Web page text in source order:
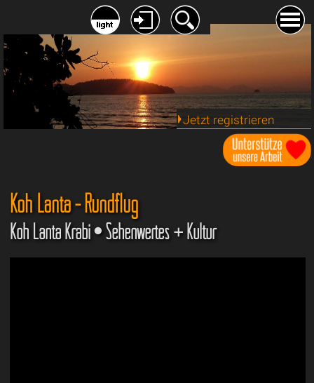
Jetzt registrieren
Koh Lanta - Rundflug
Koh Lanta Krabi • Sehenwertes + Kultur